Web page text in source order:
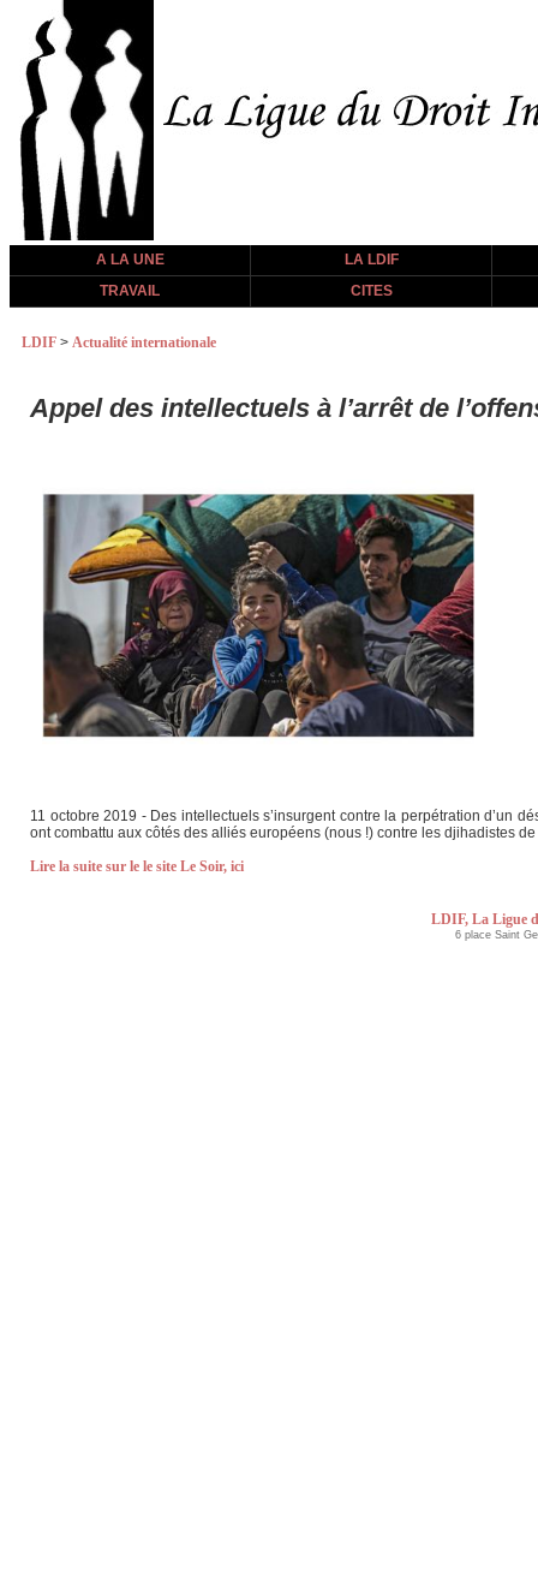
A LA UNE
LA LDIF
TRAVAIL
CITES
LDIF > Actualité internationale
Appel des intellectuels à l’arrêt de
11 octobre 2019 - Des intellectuels s’insurgent contre la perpétration d’un
ont combattu aux côtés des alliés européens (nous !) contre les djihadistes
Lire la suite sur le le site Le Soir, ici
LDIF, La Ligue
6 place Saint